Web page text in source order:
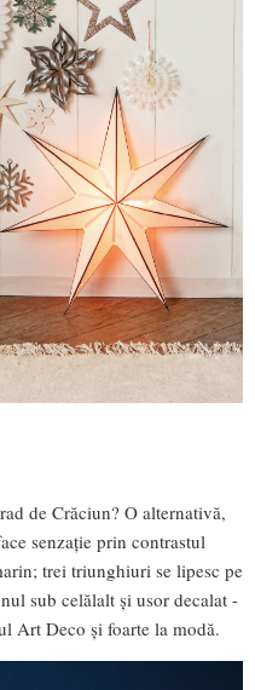
de Crăciun? O alternativă,
senzație prin contrastul
trei triunghiuri se lipesc pe
sub celălalt și usor decalat -
Art Deco și foarte la modă.